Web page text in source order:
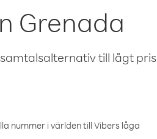
Grenada
till lågt
nummer i världen till Vibers låga